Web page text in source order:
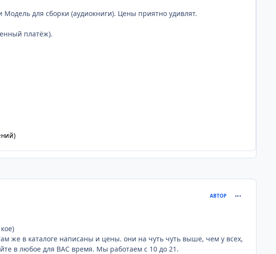
для сборки (аудиокниги). Цены приятно удивлят.
платёж).
АВТОР
же в каталоге написаны и цены. они на чуть чуть выше, чем у всех,
в любое для ВАС время. Мы работаем с 10 до 21.